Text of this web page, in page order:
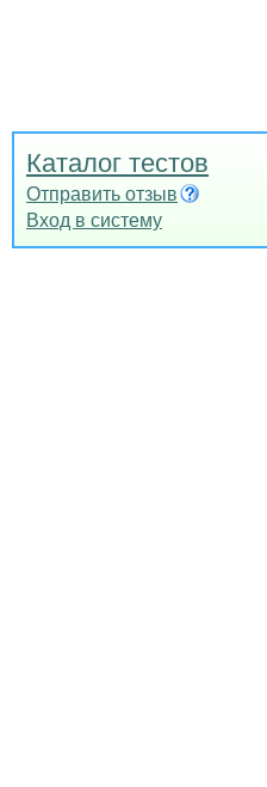
Каталог тестов
Отправить отзыв
Вход в систему